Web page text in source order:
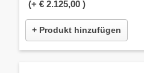
(+ € 2.125,00 )
+ Produkt hinzufügen